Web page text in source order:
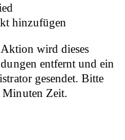
hinzufügen
wird dieses
entfernt und ein
gesendet. Bitte
Minuten Zeit.